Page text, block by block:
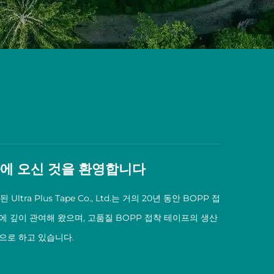
오신 것을 환영합니다
Ultra Plus Tape Co., Ltd.는 거의 20년 동안 BOPP 접
깊이 관여해 왔으며, 고품질 BOPP 접착 테이프의 생산
로 하고 있습니다.